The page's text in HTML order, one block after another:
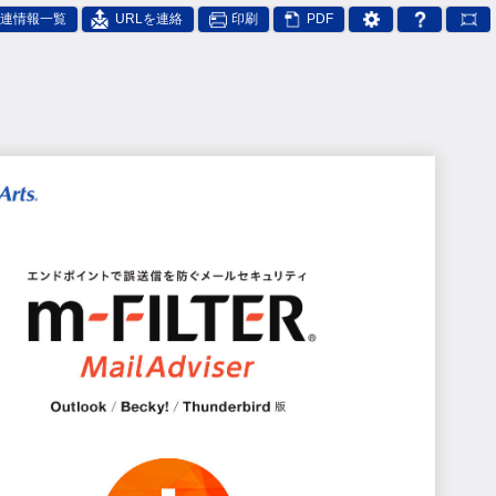
情報一覧 URLを連絡 印刷 PDF